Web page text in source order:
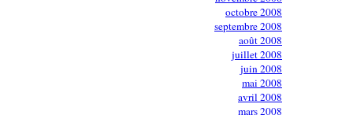
octobre 2008
septembre 2008
août 2008
juillet 2008
juin 2008
mai 2008
avril 2008
mars 2008